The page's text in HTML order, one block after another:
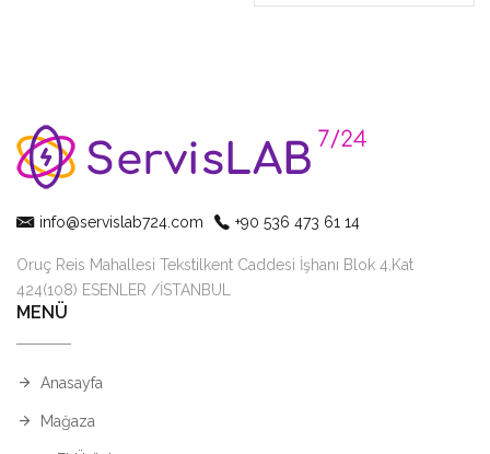
info@servislab724.com +90 536 473 61 14
Oruç Reis Mahallesi Tekstilkent Caddesi İşhanı Blok 4.Kat
424(108) ESENLER /İSTANBUL
MENÜ
Anasayfa
Mağaza